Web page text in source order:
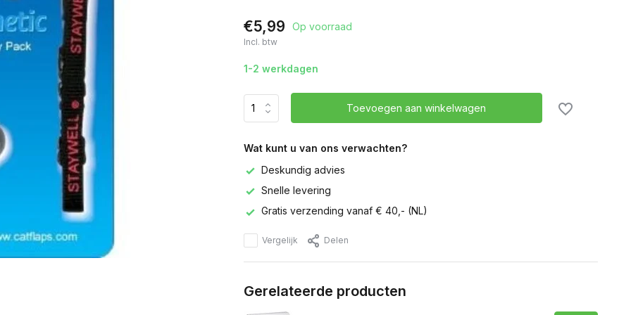
€5,99 Op voorraad
Incl. btw
1-2 werkdagen
Toevoegen aan winkelwagen
Wat kunt u van ons verwachten?
Deskundig advies
Snelle levering
Gratis verzending vanaf € 40,- (NL)
Vergelijk Delen
Gerelateerde producten